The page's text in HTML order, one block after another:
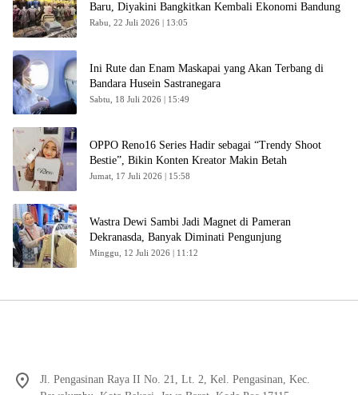
Baru, Diyakini Bangkitkan Kembali Ekonomi Bandung
Rabu, 22 Juli 2026 | 13:05
Ini Rute dan Enam Maskapai yang Akan Terbang di
Bandara Husein Sastranegara
Sabtu, 18 Juli 2026 | 15:49
OPPO Reno16 Series Hadir sebagai “Trendy Shoot
Bestie”, Bikin Konten Kreator Makin Betah
Jumat, 17 Juli 2026 | 15:58
Wastra Dewi Sambi Jadi Magnet di Pameran
Dekranasda, Banyak Diminati Pengunjung
Minggu, 12 Juli 2026 | 11:12
Jl. Pengasinan Raya II No. 21, Lt. 2, Kel. Pengasinan, Kec.